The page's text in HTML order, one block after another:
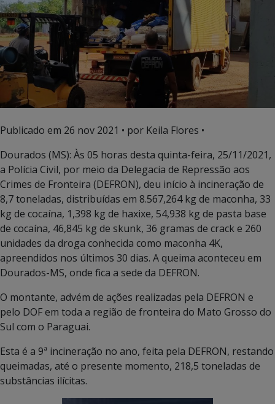
Publicado em 26 nov 2021 • por Keila Flores •
Dourados (MS): Às 05 horas desta quinta-feira, 25/11/2021,
a Polícia Civil, por meio da Delegacia de Repressão aos
Crimes de Fronteira (DEFRON), deu início à incineração de
8,7 toneladas, distribuídas em 8.567,264 kg de maconha, 33
kg de cocaína, 1,398 kg de haxixe, 54,938 kg de pasta base
de cocaína, 46,845 kg de skunk, 36 gramas de crack e 260
unidades da droga conhecida como maconha 4K,
apreendidos nos últimos 30 dias. A queima aconteceu em
Dourados-MS, onde fica a sede da DEFRON.
O montante, advém de ações realizadas pela DEFRON e
pelo DOF em toda a região de fronteira do Mato Grosso do
Sul com o Paraguai.
Esta é a 9ª incineração no ano, feita pela DEFRON, restando
queimadas, até o presente momento, 218,5 toneladas de
substâncias ilícitas.